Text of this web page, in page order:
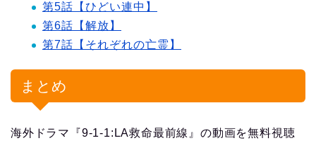
第5話【ひどい連中】
第6話【解放】
第7話【それぞれの亡霊】
まとめ
海外ドラマ『9-1-1:LA救命最前線』の動画を無料視聴